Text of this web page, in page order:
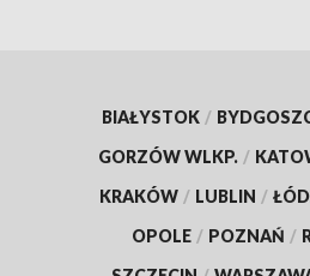
BIAŁYSTOK /
GORZÓW WLKP. /
KRAKÓW / LUBLIN /
OPOLE / POZNAŃ /